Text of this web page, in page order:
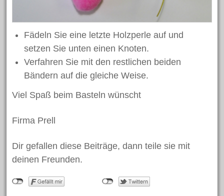
Fädeln Sie eine letzte Holzperle auf und
setzen Sie unten einen Knoten.
Verfahren Sie mit den restlichen beiden
Bändern auf die gleiche Weise.
Viel Spaß beim Basteln wünscht
Firma Prell
Dir gefallen diese Beiträge, dann teile sie mit
deinen Freunden.